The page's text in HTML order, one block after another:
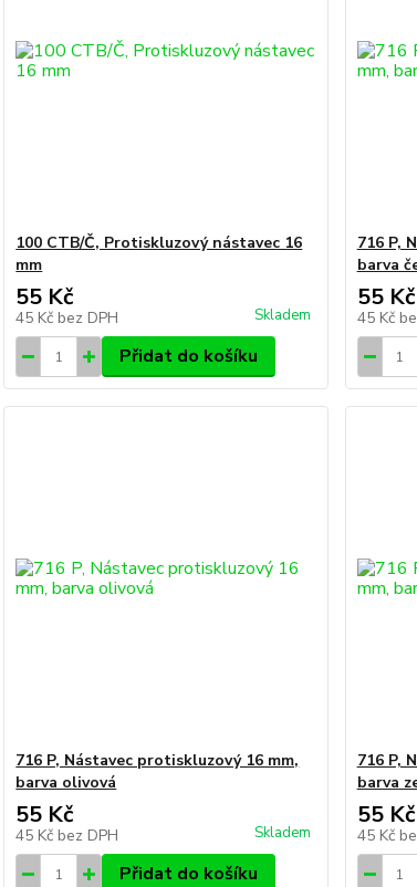
100 CTB/Č, Protiskluzový nástavec 16
mm
55 Kč
45 Kč bez DPH Skladem
Přidat do košíku
716 P,
barva
55 Kč
45 Kč
716 P, Nástavec protiskluzový 16 mm,
barva olivová
55 Kč
45 Kč bez DPH Skladem
Přidat do košíku
716 P,
barva
55 Kč
45 Kč